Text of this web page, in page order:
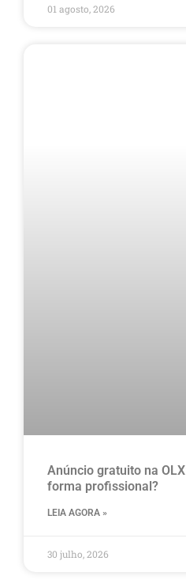
01 agosto, 2026
Anúncio gratuito na
forma profissional?
LEIA AGORA »
30 julho, 2026